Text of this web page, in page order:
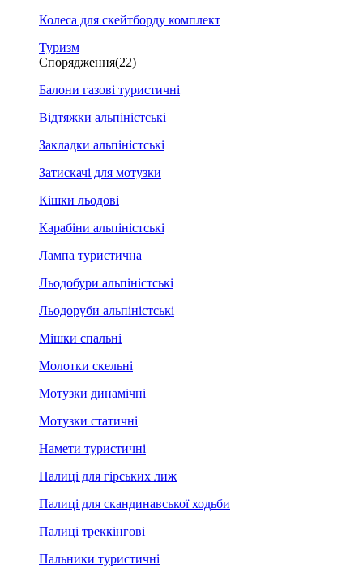
Колеса для скейтборду комплект
Туризм
Спорядження(22)
Балони газові туристичні
Відтяжки альпіністські
Закладки альпіністські
Затискачі для мотузки
Кішки льодові
Карабіни альпіністські
Лампа туристична
Льодобури альпіністські
Льодоруби альпіністські
Мішки спальні
Молотки скельні
Мотузки динамічні
Мотузки статичні
Намети туристичні
Палиці для гірських лиж
Палиці для скандинавської ходьби
Палиці треккінгові
Пальники туристичні